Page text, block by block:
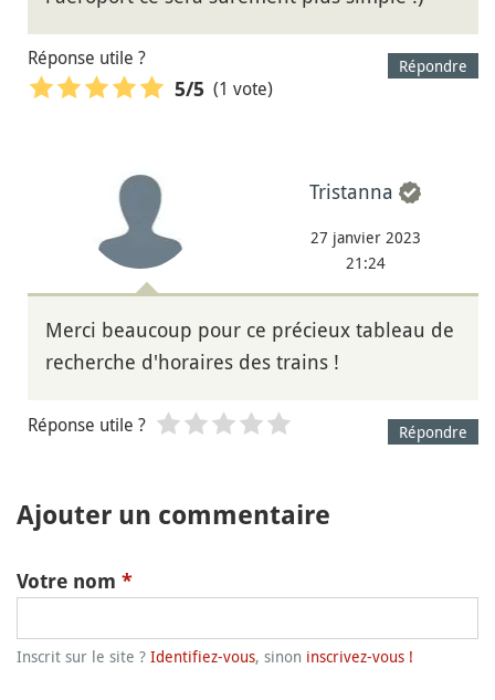
Répondre
Réponse utile ?
5/5 (1 vote)
Tristanna
27 janvier 2023
21:24
Merci beaucoup pour ce précieux tableau de
recherche d'horaires des trains !
Répondre
Réponse utile ?
Ajouter un commentaire
Votre nom *
Inscrit sur le site ? Identifiez-vous, sinon inscrivez-vous !